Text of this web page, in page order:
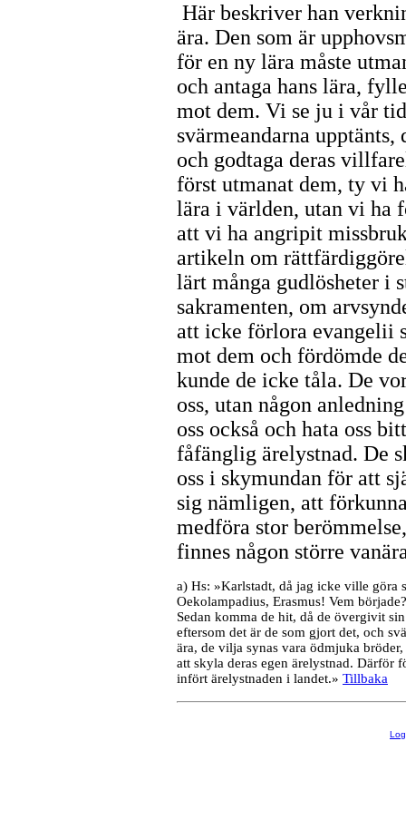
Här beskriver han
ära. Den som är
för en ny lära måste
och antaga hans lära,
mot dem. Vi se ju i vår
svärmeandarna
och godtaga deras
först utmanat dem, ty vi
lära i världen, utan vi ha
att vi ha angripit
artikeln om
lärt många gudlösheter i
sakramenten, om
att icke förlora evangelii
mot dem och fördömde
kunde de icke tåla. De
oss, utan någon
oss också och hata oss
fåfänglig ärelystnad. De
oss i skymundan för att
sig nämligen, att
medföra stor
finnes någon större
a) Hs: »Karlstadt, då jag icke ville
Oekolampadius, Erasmus! Vem
Sedan komma de hit, då de övergivit
eftersom det är de som gjort det, och
ära, de vilja synas vara ödmjuka
att skyla deras egen ärelystnad. Därför
infört ärelystnaden i landet.» Tillbaka